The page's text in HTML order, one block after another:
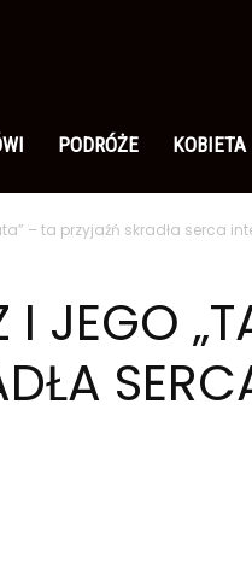
PODRÓŻE KOBIETA
– ta przyjaźń skradła serca
I JEGO